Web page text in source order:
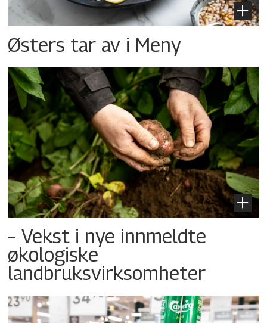
Østers tar av i Meny
– Vekst i nye innmeldte
økologiske
landbruksvirksomheter